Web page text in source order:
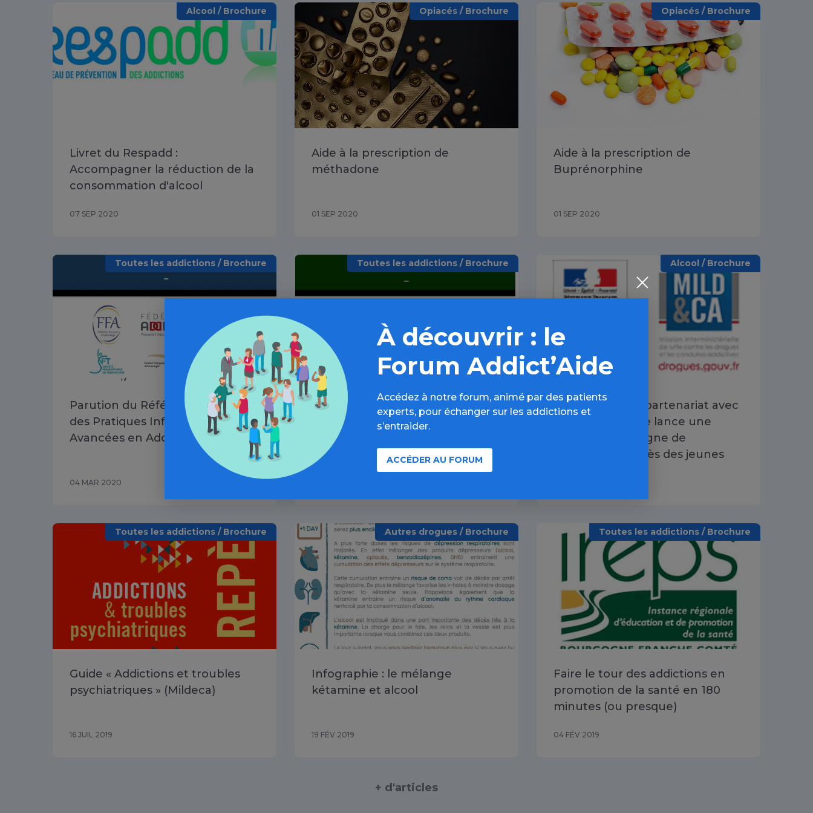
Alcool / Brochure
Livret du Respadd :
Accompagner la réduction de la
consommation d'alcool
07 SEP 2020
Opiacés / Brochure
Aide à la prescription de
méthadone
01 SEP 2020
Opiacés / Brochure
Aide à la prescription de
Buprénorphine
01 SEP 2020
Toutes les addictions / Brochure
Parution du Référentiel National
des Pratiques Infirmières
Avancées en Addictologie
04 MAR 2020
Toutes les addictions / Brochure
Parution des REFERENTIELS
infirmiers et IPA en addictologie
Alcool / Brochure
La MILDECA en partenariat avec
Bayard Jeunesse lance une
nouvelle campagne de
prévention auprès des jeunes
Toutes les addictions / Brochure
Guide « Addictions et troubles
psychiatriques » (Mildeca)
16 JUIL 2019
Autres drogues / Brochure
Infographie : le mélange
kétamine et alcool
19 FÉV 2019
Toutes les addictions / Brochure
Faire le tour des addictions en
promotion de la santé en 180
minutes (ou presque)
04 FÉV 2019
+ d'articles
À découvrir : le
Forum Addict’Aide
Accédez à notre forum, animé par des patients
experts, pour échanger sur les addictions et
s’entraider.
ACCÉDER AU FORUM